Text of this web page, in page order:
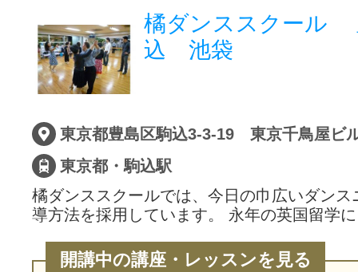
橘ダンススクール
込 池袋
東京都豊島区駒込3-3-19 東京千鳥屋ビ
東京都・駒込駅
橘ダンススクールでは、今日の巾広いダンス
導方法を採用しています。 永年の英国留学
開講中の講座・レッスンを見る